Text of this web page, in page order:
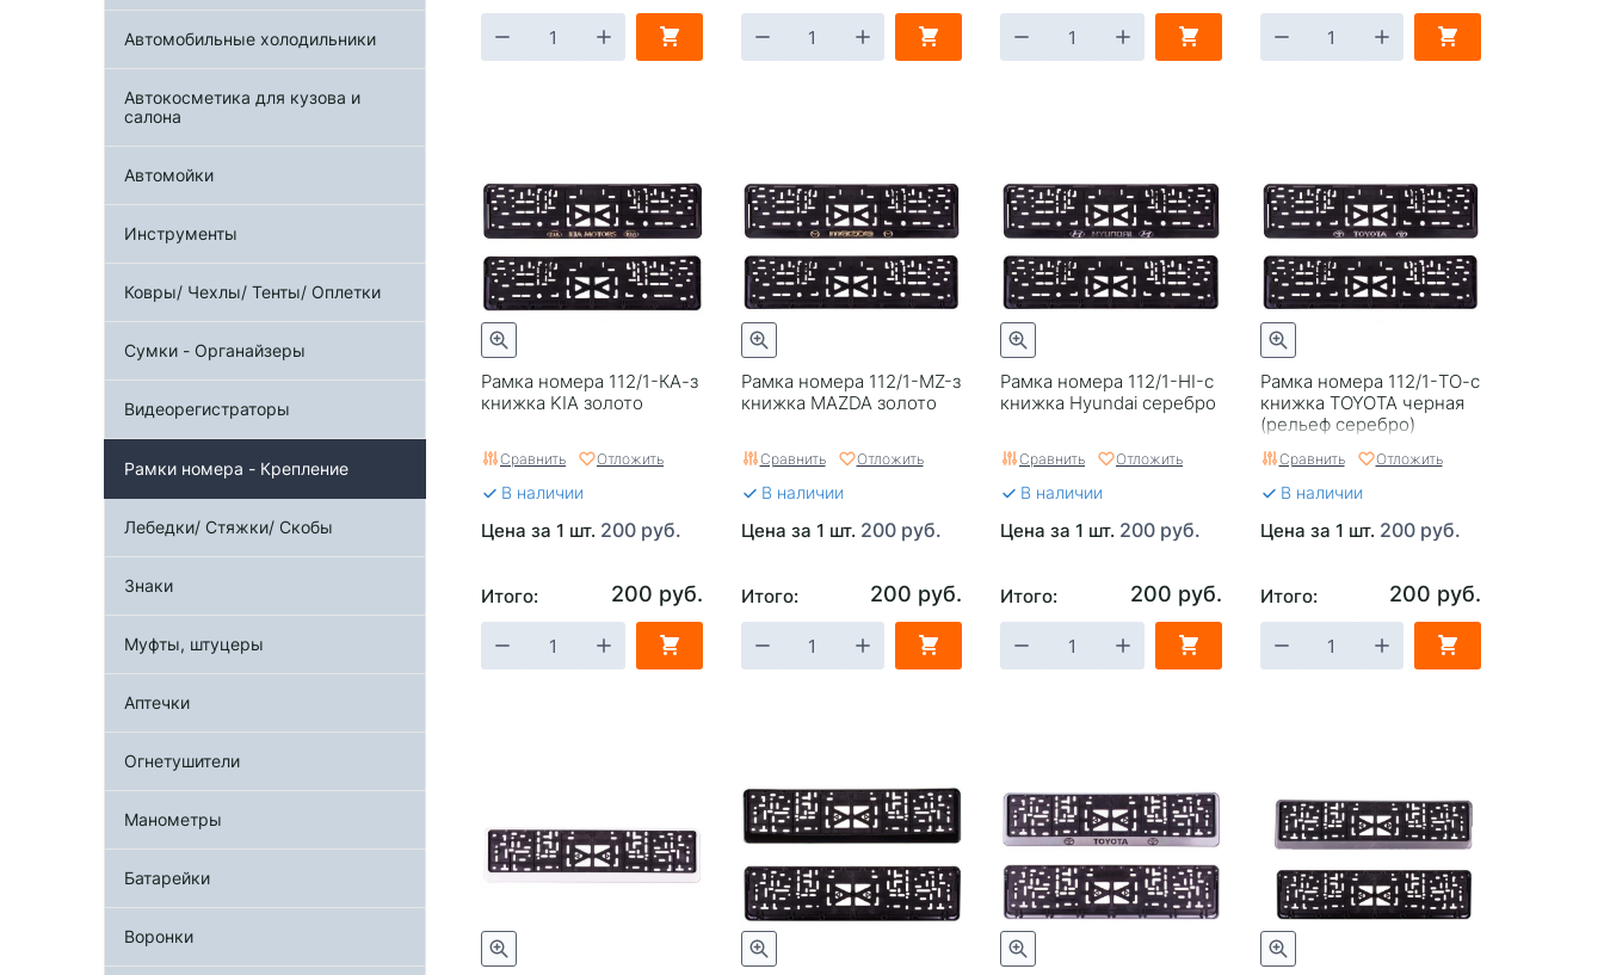
Рамка номера 112/1-КА-з
книжка KIA золото
Сравнить Отложить
В наличии
Цена за 1 шт. 200 руб.
Итого: 200 руб.
Рамка номера 112/1-MZ-з
книжка MAZDA золото
Сравнить Отложить
В наличии
Цена за 1 шт. 200 руб.
Итого: 200 руб.
Рамка номера 112/1-HI-с
книжка Hyundai серебро
Сравнить Отложить
В наличии
Цена за 1 шт. 200 руб.
Итого: 200 руб.
Рамка номера 112/1-TO-c
книжка TOYOTA черная
(рельеф серебро)
Сравнить Отложить
В наличии
Цена за 1 шт. 200 руб.
Итого: 200 руб.
Автомобильные холодильники
Автокосметика для кузова и
салона
Автомойки
Инструменты
Ковры/ Чехлы/ Тенты/ Оплетки
Сумки - Органайзеры
Видеорегистраторы
Рамки номера - Крепление
Лебедки/ Стяжки/ Скобы
Знаки
Муфты, штуцеры
Аптечки
Огнетушители
Манометры
Батарейки
Воронки